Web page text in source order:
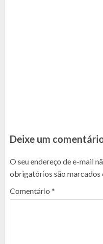
Deixe um
O seu endereço de e-mail
obrigatórios são marcados
Comentário *